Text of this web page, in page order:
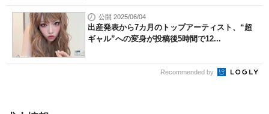
公開 2025/06/04
出産発表から7カ月のトップアーティスト、“超
ギャル”への変身が投稿後5時間で12...
Recommended by